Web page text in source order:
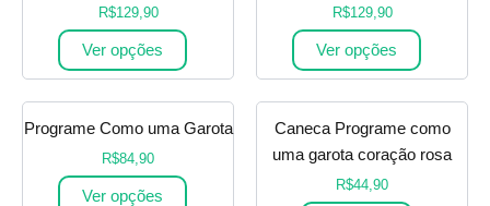
R$129,90
Ver opções
R$129,90
Ver opções
Programe Como uma Garota
R$84,90
Ver opções
Caneca Programe como
uma garota coração rosa
R$44,90